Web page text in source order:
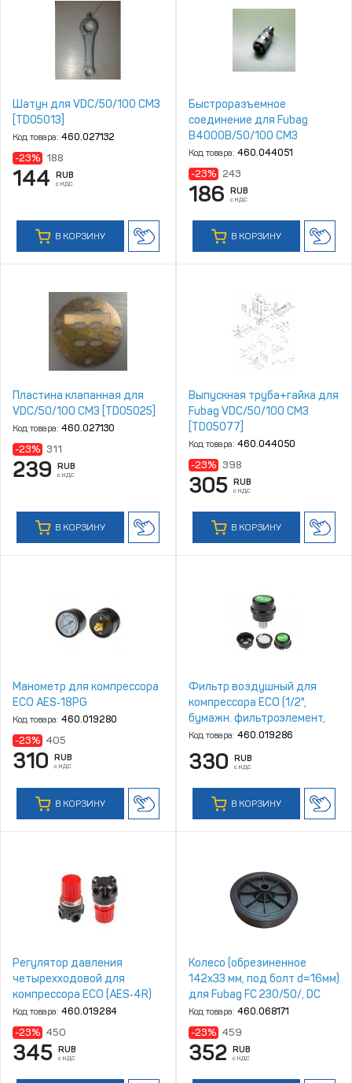
Шатун для VDC/50/100 CM3
[TD05013]
Код товара: 460.027132
-23% 188
144 RUB
с НДС
В КОРЗИНУ
Быстроразъемное
соединение для Fubag
B4000B/50/100 СМ3
[HS2065Z88]
Код товара: 460.044051
-23% 243
186 RUB
с НДС
В КОРЗИНУ
Пластина клапанная для
VDC/50/100 CM3 [TD05025]
Код товара: 460.027130
-23% 311
239 RUB
с НДС
В КОРЗИНУ
Выпускная труба+гайка для
Fubag VDC/50/100 CM3
[TD05077]
Код товара: 460.044050
-23% 398
305 RUB
с НДС
В КОРЗИНУ
Манометр для компрессора
ECO AES‑18PG
Код товара: 460.019280
-23% 405
310 RUB
с НДС
В КОРЗИНУ
Фильтр воздушный для
компрессора ECO (1/2",
бумажн. фильтроэлемент,
металл. корпус) (AEF‑122M)
Код товара: 460.019286
330 RUB
с НДС
В КОРЗИНУ
Регулятор давления
четырехходовой для
компрессора ECO (AES‑4R)
Код товара: 460.019284
-23% 450
345 RUB
с НДС
Колесо (обрезиненное
142х33 мм, под болт d=16мм)
для Fubag FС 230/50/, DС
320/50
Код товара: 460.068171
-23% 459
352 RUB
с НДС